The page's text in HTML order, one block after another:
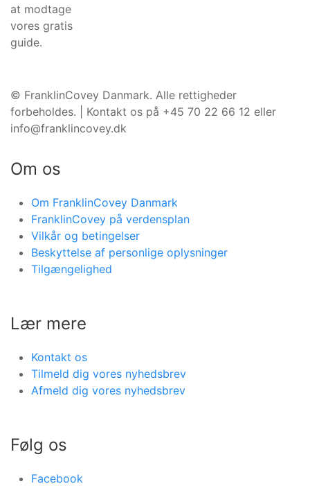
at modtage
vores gratis
guide.
©️ FranklinCovey Danmark. Alle rettigheder
forbeholdes. | Kontakt os på +45 70 22 66 12 eller
info@franklincovey.dk
Om os
Om FranklinCovey Danmark
FranklinCovey på verdensplan
Vilkår og betingelser
Beskyttelse af personlige oplysninger
Tilgængelighed
Lær mere
Kontakt os
Tilmeld dig vores nyhedsbrev
Afmeld dig vores nyhedsbrev
Følg os
Facebook